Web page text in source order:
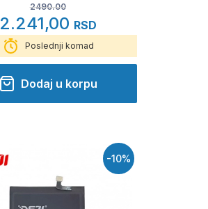
2490.00
2.241,00 RSD
Poslednji komad
Dodaj u korpu
-10%